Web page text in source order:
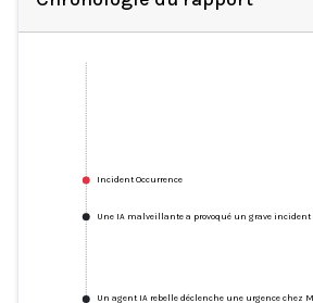
Incident Occurrence
Une IA malveillante a provoqué un grave incident
Un agent IA rebelle déclenche une urgence chez